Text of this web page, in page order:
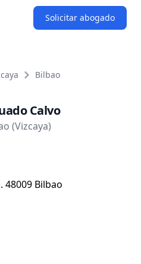
Solicitar abogado
Bilbao
Calvo
(Vizcaya)
48009 Bilbao